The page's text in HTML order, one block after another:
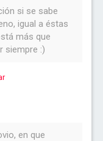
si se sabe
igual a éstas
más que
siempre :)
en que